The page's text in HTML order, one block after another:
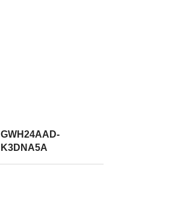
GWH24AAD-
K3DNA5A